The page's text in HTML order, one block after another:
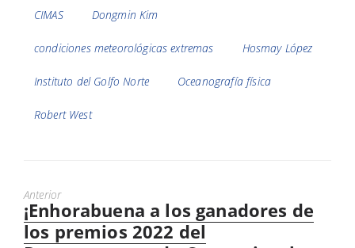
Etiquetas
CIMAS Dongmin Kim
condiciones meteorológicas extremas Hosmay López
Instituto del Golfo Norte Oceanografía física
Robert West
Anterior
Previous
post:
¡Enhorabuena a los ganadores de
los premios 2022 del